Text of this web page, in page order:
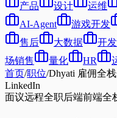
产品
设计 运维
AI-Agent
游戏开发
售后
大数据 开
场销售
量化 HR
首页/职位/Dhyati 雇佣全
LinkedIn
面议远程全职后端前端全